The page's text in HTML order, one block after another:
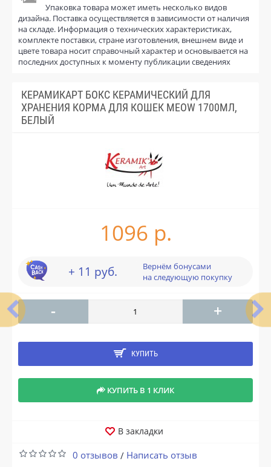
Упаковка товара может иметь несколько видов
дизайна. Поставка осуществляется в зависимости от наличия
на складе. Информация о технических характеристиках,
комплекте поставки, стране изготовления, внешнем виде и
цвете товара носит справочный характер и основывается на
последних доступных к моменту публикации сведениях
КЕРАМИКАРТ БОКС КЕРАМИЧЕСКИЙ ДЛЯ
ХРАНЕНИЯ КОРМА ДЛЯ КОШЕК MEOW 1700МЛ,
БЕЛЫЙ
1096 р.
+ 11 руб.
Вернём бонусами
на следующую покупку
- +
КУПИТЬ
КУПИТЬ В 1 КЛИК
В закладки
0 отзывов / Написать отзыв